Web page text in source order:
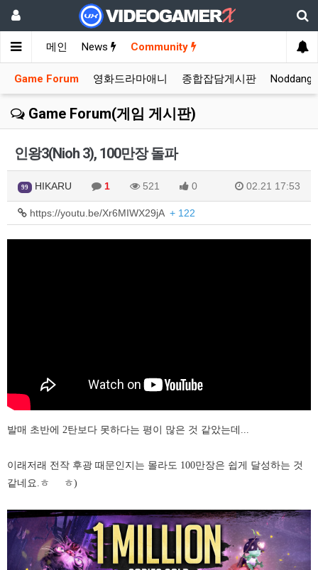
메인 News Community
Game Forum 영화드라마애니 종합잡담게시판 Noddang
Game Forum(게임 게시판)
인왕3(Nioh 3), 100만장 돌파
99 HIKARU 1 521 0 02.21 17:53
https://youtu.be/Xr6MIWX29jA + 122
발매 초반에 2탄보다 못하다는 평이 많은 것 같았는데...
이래저래 전작 후광 때문인지는 몰라도 100만장은 쉽게 달성하는 것
같네요.ㅎ ㅎ)